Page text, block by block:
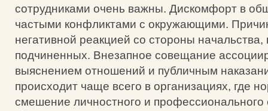
сотрудниками очень важны. Дискомфорт в
частыми конфликтами с окружающими.
негативной реакцией со стороны начальства,
подчиненных. Внезапное совещание
выяснением отношений и публичным
происходит чаще всего в организациях, где
смешение личностного и профессионального